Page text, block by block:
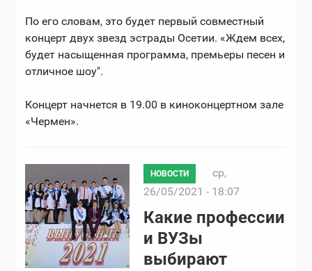
По его словам, это будет первый совместный
концерт двух звезд эстрады Осетии. «Ждем всех,
будет насыщенная программа, премьеры песен и
отличное шоу".
Концерт начнется в 19.00 в киноконцертном зале
«Чермен».
НОВОСТИ
ср,
26/05/2021 - 18:07
Какие профессии
и ВУЗы
выбирают